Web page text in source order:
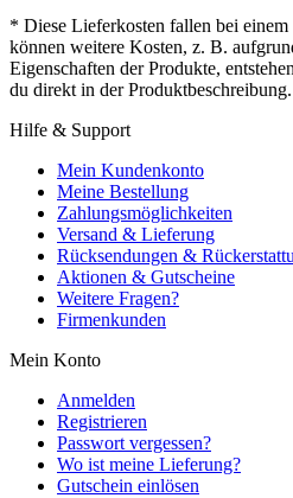
* Diese Lieferkosten fallen bei einem
können weitere Kosten, z. B.
Eigenschaften der Produkte,
du direkt in der Produktbeschreibung.
Hilfe & Support
Mein Kundenkonto
Meine Bestellung
Zahlungsmöglichkeiten
Versand & Lieferung
Rücksendungen &
Aktionen & Gutscheine
Weitere Fragen?
Firmenkunden
Mein Konto
Anmelden
Registrieren
Passwort vergessen?
Wo ist meine Lieferung?
Gutschein einlösen